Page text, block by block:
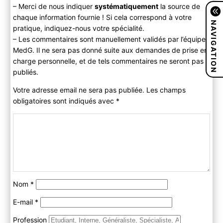
– Merci de nous indiquer systématiquementla source de
chaque information fournie ! Si cela correspond à votre
pratique, indiquez-nous votre spécialité.
– Les commentaires sont manuellement validés par l’équipe
MedG. Il ne sera pas donné suite aux demandes de prise en
charge personnelle, et de tels commentaires ne seront pas
publiés.
Votre adresse email ne sera pas publiée. Les champs
obligatoires sont indiqués avec *
Nom *
E-mail *
Profession
NAVIGATION